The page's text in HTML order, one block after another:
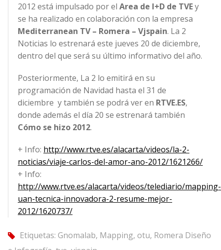
2012 está impulsado por el Area de I+D de TVEy
se ha realizado en colaboración con la empresa
Mediterranean TV – Romera – Vjspain. La 2
Noticias lo estrenará este jueves 20 de diciembre,
dentro del que será su último informativo del año.
Posteriormente, La 2 lo emitirá en su
programación de Navidad hasta el 31 de
diciembre y también se podrá ver en RTVE.ES,
donde además el día 20 se estrenará también
Cómo se hizo 2012.
+ Info: http://www.rtve.es/alacarta/videos/la-2-
noticias/viaje-carlos-del-amor-ano-2012/1621266/
+ Info:
http://www.rtve.es/alacarta/videos/telediario/mapping-
uan-tecnica-innovadora-2-resume-mejor-
2012/1620737/
tag Etiquetas: Gnomalab, Mapping, otu, Romera Diseño